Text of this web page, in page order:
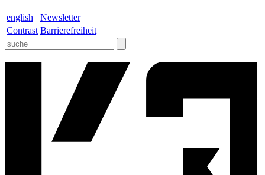
english
Newsletter
Contrast Barrierefreiheit